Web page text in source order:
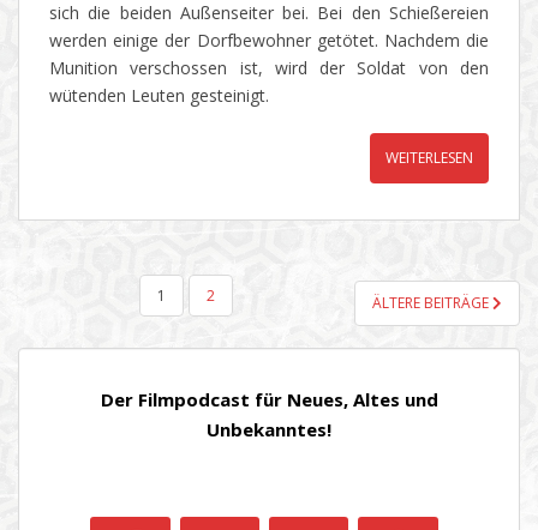
sich die beiden Außenseiter bei. Bei den Schießereien
werden einige der Dorfbewohner getötet. Nachdem die
Munition verschossen ist, wird der Soldat von den
wütenden Leuten gesteinigt.
WEITERLESEN
SEITENNUMMERIERUNG
BEITRÄGE
1 2 ÄLTERE BEITRÄGE
Der Filmpodcast für Neues, Altes und
Unbekanntes!